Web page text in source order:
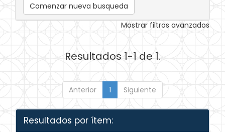
Comenzar nueva busqueda
Mostrar filtros avanzados
Resultados 1-1 de 1.
Anterior 1 Siguiente
Resultados por ítem: